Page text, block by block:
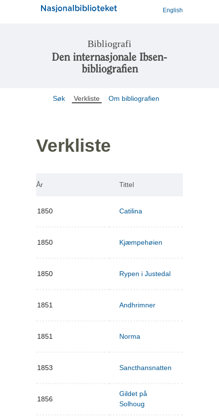
English
Bibliografi
Den internasjonale Ibsen-
bibliografien
Søk Verkliste Om bibliografien
Verkliste
År Tittel
1850 Catilina
1850 Kjæmpehøien
1850 Rypen i Justedal
1851 Andhrimner
1851 Norma
1853 Sancthansnatten
1856
Gildet på
Solhoug